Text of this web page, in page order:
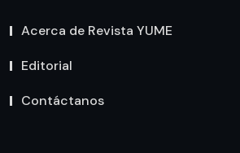
Acerca de Revista YUME
Editorial
Contáctanos